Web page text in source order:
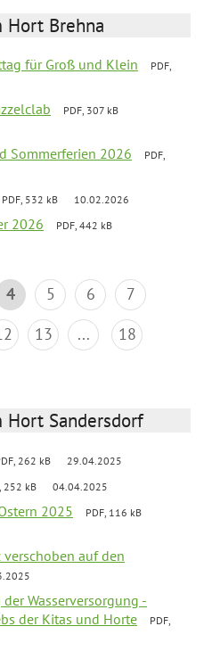
Hort Brehna
für Groß und Klein
PDF,
PDF, 307 kB
Sommerferien 2026
PDF,
PDF, 532 kB 10.02.2026
2026
PDF, 442 kB
4 5 6
7
13 ... 18
Hort Sandersdorf
262 kB 29.04.2025
252 kB 04.04.2025
2025
PDF, 116 kB
auf den
Wasserversorgung -
der Kitas und Horte
PDF,